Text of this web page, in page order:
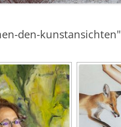
den-kunstansichten"